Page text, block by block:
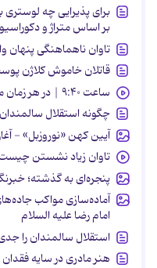
برای پذیرایی چه لوستری
بر اساس متراژ و
تاوان ناهماهنگی پنهان
قاتلان خاموش کلاژن
ساعت ۹:۴۰ | در هر زمان ممکن باید انتقامشان را پس بدهند
چگونه استقلال
آیین کهن «نوروزبل» - آغاز قرن
تاوان زیاد نشستن
پنجره‌ای به گذشته؛
آماده‌سازی مواکب
امام رضا علیه السلام
استقلال سالمندان را
هنر مادری در سایه‌ فقدان